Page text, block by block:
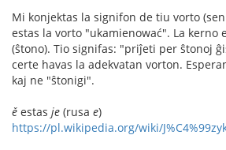
Mi konjektas la signifon de tiu vorto
estas la vorto "ukamienować". La kerno
(ŝtono). Tio signifas: "priĵeti per ŝtonoj
certe havas la adekvatan vorton.
kaj ne "ŝtonigi".
ě estas je (rusa e)
https://pl.wikipedia.org/wiki/